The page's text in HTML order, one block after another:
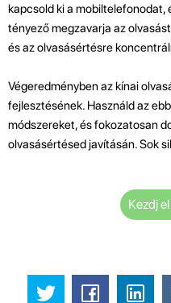
kapcsold ki a mobiltelefonodat,
tényező megzavarja az
és az olvasásértésre
Végeredményben az kínai
fejlesztésének. Használd az
módszereket, és fokozatosan
olvasásértésed javításán. Sok
Kezdj